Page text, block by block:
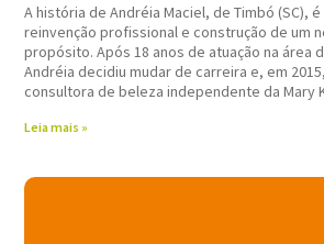
A história de Andréia Maciel, de Timbó (SC),
reinvenção profissional e construção de um
propósito. Após 18 anos de atuação na área
Andréia decidiu mudar de carreira e, em
consultora de beleza independente da Mary
Leia mais »